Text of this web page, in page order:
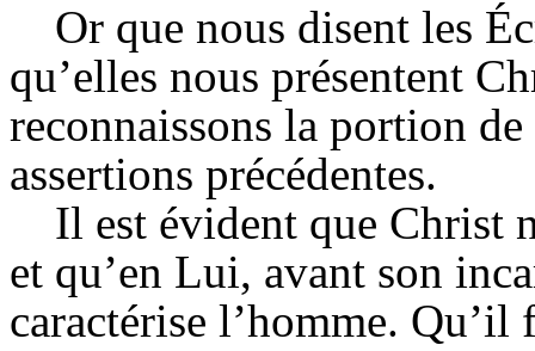
Or que nous disent les
qu’elles nous présentent
reconnaissons la portion
assertions précédentes.
Il est évident que Christ
et qu’en Lui, avant son
caractérise l’homme.